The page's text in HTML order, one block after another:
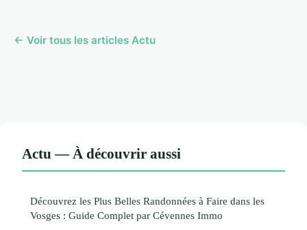
← Voir tous les articles Actu
Actu — À découvrir aussi
Découvrez les Plus Belles Randonnées à Faire dans les
Vosges : Guide Complet par Cévennes Immo